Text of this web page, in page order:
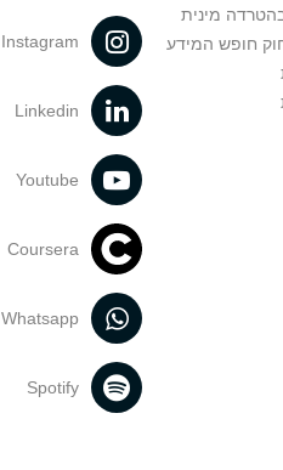
מינית
חופש המידע
Instagram
Linkedin
Youtube
Coursera
Whatsapp
Spotify